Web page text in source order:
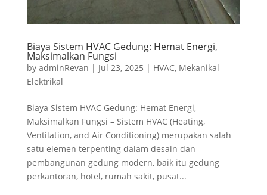
Biaya Sistem HVAC Gedung: Hemat Energi,
Maksimalkan Fungsi
by adminRevan | Jul 23, 2025 | HVAC, Mekanikal
Elektrikal
Biaya Sistem HVAC Gedung: Hemat Energi,
Maksimalkan Fungsi – Sistem HVAC (Heating,
Ventilation, and Air Conditioning) merupakan salah
satu elemen terpenting dalam desain dan
pembangunan gedung modern, baik itu gedung
perkantoran, hotel, rumah sakit, pusat...